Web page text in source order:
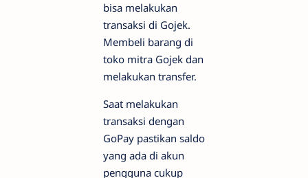
bisa melakukan
transaksi di Gojek.
Membeli barang di
toko mitra Gojek dan
melakukan transfer.
Saat melakukan
transaksi dengan
GoPay pastikan saldo
yang ada di akun
pengguna cukup